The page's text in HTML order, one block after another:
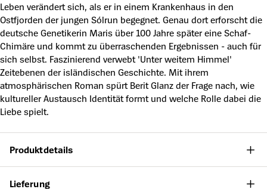
Leben verändert sich, als er in einem Krankenhaus in den
Ostfjorden der jungen Sólrun begegnet. Genau dort erforscht die
deutsche Genetikerin Maris über 100 Jahre später eine Schaf-
Chimäre und kommt zu überraschenden Ergebnissen - auch für
sich selbst. Faszinierend verwebt 'Unter weitem Himmel'
Zeitebenen der isländischen Geschichte. Mit ihrem
atmosphärischen Roman spürt Berit Glanz der Frage nach, wie
kultureller Austausch Identität formt und welche Rolle dabei die
Liebe spielt.
Produktdetails
Lieferung